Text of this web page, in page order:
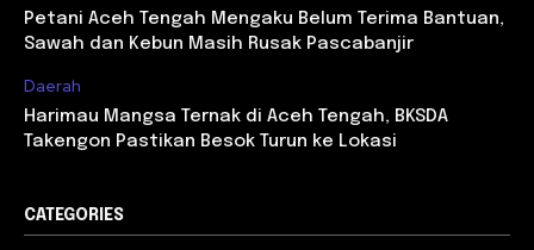
Petani Aceh Tengah Mengaku Belum Terima Bantuan,
Sawah dan Kebun Masih Rusak Pascabanjir
Daerah
Harimau Mangsa Ternak di Aceh Tengah, BKSDA
Takengon Pastikan Besok Turun ke Lokasi
CATEGORIES